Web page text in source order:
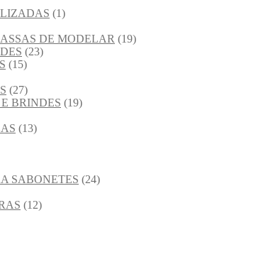
(1)
DE MODELAR (19)
(23)
(15)
(27)
BRINDES (19)
(13)
SABONETES (24)
(12)